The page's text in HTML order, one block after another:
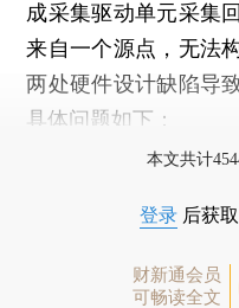
成采集驱动单元采集
来自一个源点，无法
两处硬件设计缺陷导
具体问题如下：
本文共计
登录 后获
财新通会员
可畅读全文